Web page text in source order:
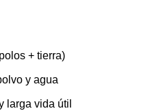
+ tierra)
y agua
larga vida útil